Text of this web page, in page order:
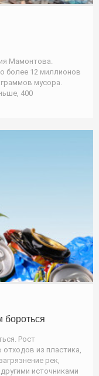
Мамонтова.
более 12 миллионов
мусора.
400
бороться
Рост
из пластика,
рек,
источниками